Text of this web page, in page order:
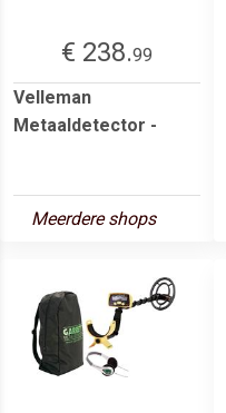
€ 238.99
Velleman
Metaaldetector -
Meerdere shops